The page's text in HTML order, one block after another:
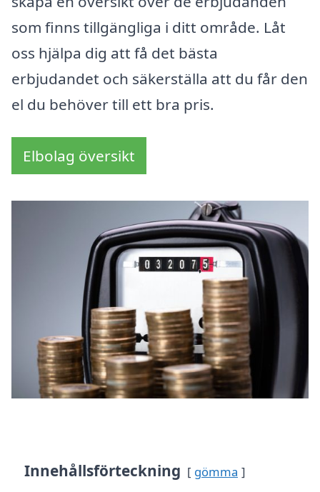
som finns tillgängliga i ditt område. Låt
oss hjälpa dig att få det bästa
erbjudandet och säkerställa att du får den
el du behöver till ett bra pris.
Elbolag översikt
Innehållsförteckning gömma